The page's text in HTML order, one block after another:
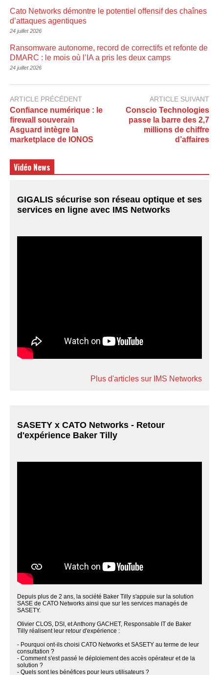
Cato Networks démontre le potentiel offensif des chaînes
d’attaques agentiques
24 juillet 2026
Ransomware autonome, record de correctifs et refonte de
DMARC : le mois où l’IA a pris les deux camps
24 juillet 2026
ARTICLE PRÉCÉDENT
Confiance numérique : le
firewall souverain
Asguard intègre la
marketplace de IONOS
ARTICLE SUIVANT
Conscio Technologies
passe la barre des 2,7
millions de chiffre
d’affaires
Vidéo News
GIGALIS sécurise son réseau optique et ses
services en ligne avec IMS Networks
Plus d'articles sur IMS Networks
SASETY x CATO Networks - Retour
d'expérience Baker Tilly
Depuis plus de 2 ans, la société Baker Tilly s'appuie sur la solution
SASE de CATO Networks ainsi que sur les services managés de
SASETY.
Olivier CLOS, DSI, et Anthony GACHET, Responsable IT de Baker
Tilly réalisent leur retour d'expérience :
- Pourquoi ont-ils choisi CATO Networks et SASETY au terme de leur
consultation ?
- Comment s'est passé le déploiement des accès opérateur et de la
solution ?
- Quels sont les bénéfices pour leurs utilisateurs ?